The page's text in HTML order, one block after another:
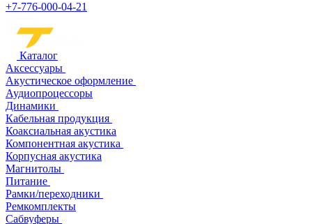
+7-776-000-04-21
Каталог
Аксессуары
Акустическое оформление
Аудиопроцессоры
Динамики
Кабельная продукция
Коаксиальная акустика
Компонентная акустика
Корпусная акустика
Магнитолы
Питание
Рамки/переходники
Ремкомплекты
Сабвуферы